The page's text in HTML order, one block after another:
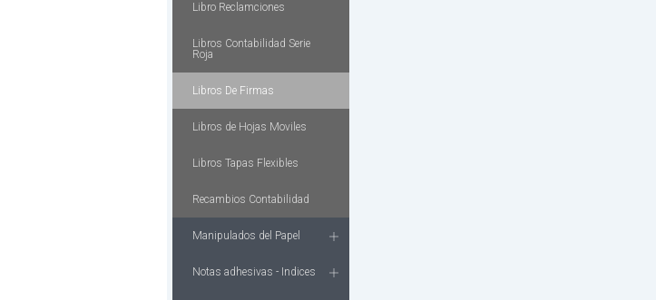
Libro Reclamciones
Libros Contabilidad Serie
Roja
Libros De Firmas
Libros de Hojas Moviles
Libros Tapas Flexibles
Recambios Contabilidad
Manipulados del Papel
Notas adhesivas - Indices